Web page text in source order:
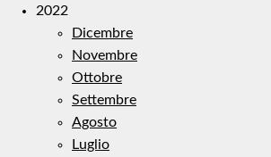
2022
Dicembre
Novembre
Ottobre
Settembre
Agosto
Luglio